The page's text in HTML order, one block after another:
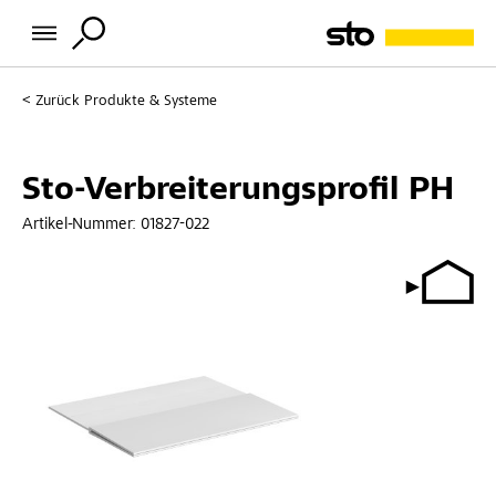
Zurück Produkte & Systeme
Sto-Verbreiterungsprofil PH
Artikel-Nummer: 01827-022